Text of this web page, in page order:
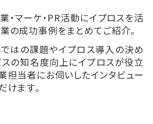
・マーケ・PR活動にイプロスを活
の成功事例をまとめてご紹介。
はの課題やイプロス導入の決め
スの知名度向上にイプロスが役立
担当者にお伺いしたインタビュー
けます。